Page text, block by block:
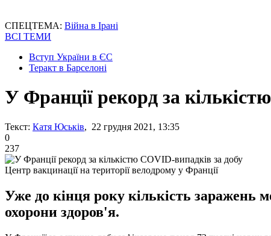
СПЕЦТЕМА: Війна в Ірані
ВСІ ТЕМИ
Вступ України в ЄС
Теракт в Барселоні
У Франції рекорд за
Текст: Катя Юськів, 22 грудня 2021, 13:35
0
237
Центр вакцинації на території велодрому у Франції
Уже до кінця року кількість заражень
охорони здоров'я.